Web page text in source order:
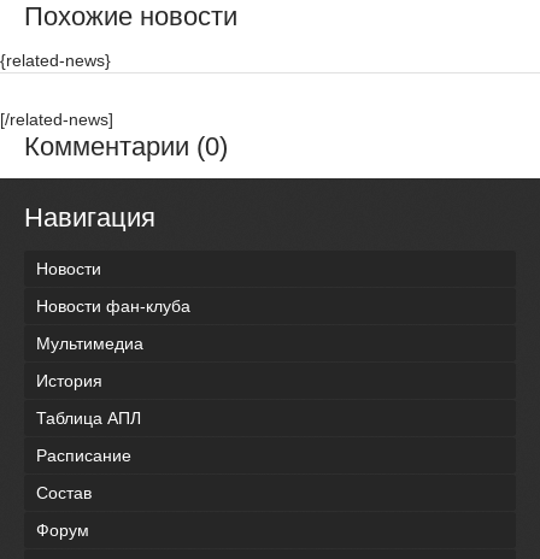
Похожие новости
{related-news}
[/related-news]
Комментарии (0)
Навигация
Новости
Новости фан-клуба
Мультимедиа
История
Таблица АПЛ
Расписание
Состав
Форум